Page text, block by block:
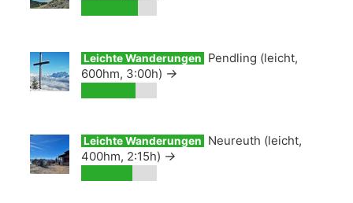
Leichte Wanderungen
Pendling (leicht,
600hm, 3:00h) →
Leichte Wanderungen
Neureuth (leicht,
400hm, 2:15h) →